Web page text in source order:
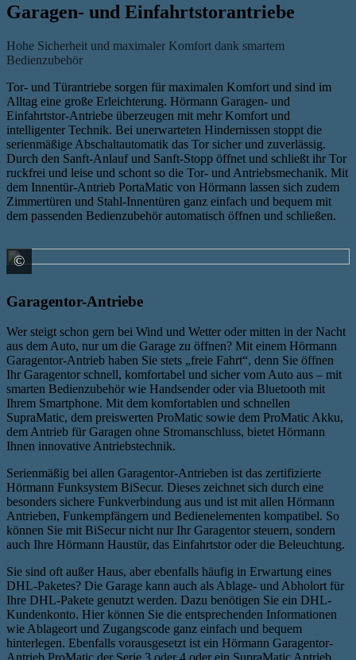
Garagen- und Einfahrtstorantriebe
Hohe Sicherheit und maximaler Komfort dank smartem
Bedienzubehör
Tor- und Türantriebe sorgen für maximalen Komfort und sind im
Alltag eine große Erleichterung. Hörmann Garagen- und
Einfahrtstor-Antriebe überzeugen mit mehr Komfort und
intelligenter Technik. Bei unerwarteten Hindernissen stoppt die
serienmäßige Abschaltautomatik das Tor sicher und zuverlässig.
Durch den Sanft-Anlauf und Sanft-Stopp öffnet und schließt ihr Tor
ruckfrei und leise und schont so die Tor- und Antriebsmechanik. Mit
dem Innentür-Antrieb PortaMatic von Hörmann lassen sich zudem
Zimmertüren und Stahl-Innentüren ganz einfach und bequem mit
dem passenden Bedienzubehör automatisch öffnen und schließen.
© HÖRMANN KG Verkaufsgesellschaft
Garagentor-Antriebe
Wer steigt schon gern bei Wind und Wetter oder mitten in der Nacht
aus dem Auto, nur um die Garage zu öffnen? Mit einem Hörmann
Garagentor-Antrieb haben Sie stets „freie Fahrt“, denn Sie öffnen
Ihr Garagentor schnell, komfortabel und sicher vom Auto aus – mit
smarten Bedienzubehör wie Handsender oder via Bluetooth mit
Ihrem Smartphone. Mit dem komfortablen und schnellen
SupraMatic, dem preiswerten ProMatic sowie dem ProMatic Akku,
dem Antrieb für Garagen ohne Stromanschluss, bietet Hörmann
Ihnen innovative Antriebstechnik.
Serienmäßig bei allen Garagentor-Antrieben ist das zertifizierte
Hörmann Funksystem BiSecur. Dieses zeichnet sich durch eine
besonders sichere Funkverbindung aus und ist mit allen Hörmann
Antrieben, Funkempfängern und Bedienelementen kompatibel. So
können Sie mit BiSecur nicht nur Ihr Garagentor steuern, sondern
auch Ihre Hörmann Haustür, das Einfahrtstor oder die Beleuchtung.
Sie sind oft außer Haus, aber ebenfalls häufig in Erwartung eines
DHL-Paketes? Die Garage kann auch als Ablage- und Abholort für
Ihre DHL-Pakete genutzt werden. Dazu benötigen Sie ein DHL-
Kundenkonto. Hier können Sie die entsprechenden Informationen
wie Ablageort und Zugangscode ganz einfach und bequem
hinterlegen. Ebenfalls vorausgesetzt ist ein Hörmann Garagentor-